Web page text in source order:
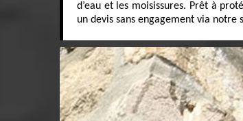
d’eau et les moisissures. Prêt à
un devis sans engagement via notre